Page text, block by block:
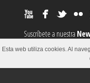
Suscríbete a nuestra
Suscríbete al canalRSS
Esta web utiliza cookies. Al